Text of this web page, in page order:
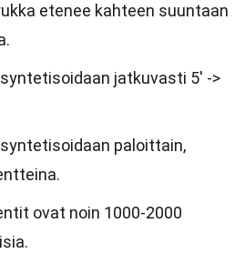
etenee kahteen suuntaan
jatkuvasti 5' ->
paloittain,
ovat noin 1000-2000